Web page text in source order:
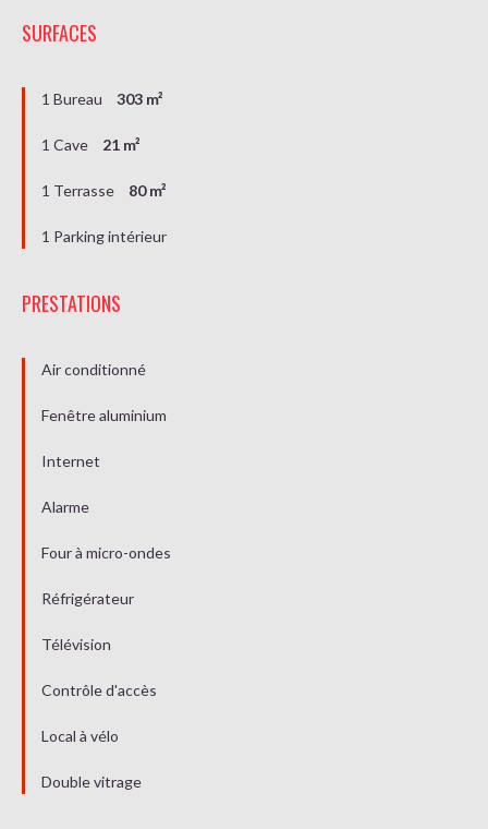
SURFACES
1 Bureau 303 m²
1 Cave 21 m²
1 Terrasse 80 m²
1 Parking intérieur
PRESTATIONS
Air conditionné
Fenêtre aluminium
Internet
Alarme
Four à micro-ondes
Réfrigérateur
Télévision
Contrôle d'accès
Local à vélo
Double vitrage